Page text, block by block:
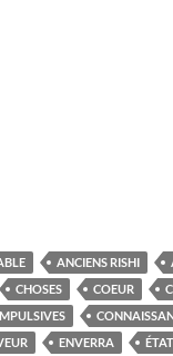
ANCIENS RISHI
CHOSES COEUR
ENVERRA